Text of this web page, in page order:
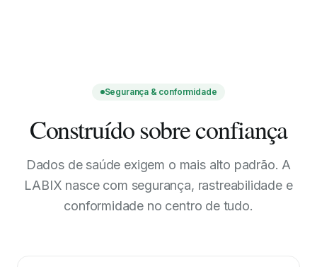
Segurança & conformidade
Construído sobre confiança
Dados de saúde exigem o mais alto padrão. A
LABIX nasce com segurança, rastreabilidade e
conformidade no centro de tudo.